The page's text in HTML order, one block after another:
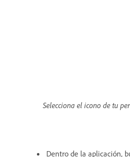
Selecciona el icono de tu
Dentro de la aplicación,